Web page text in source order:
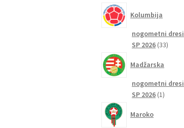
Kolumbija
nogometni dresi
SP 2026 3333
Madžarska
nogometni dresi
SP 2026 11
Maroko